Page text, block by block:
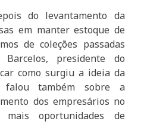
do levantamento da
em manter estoque de
de coleções passadas
presidente do
como surgiu a ideia da
falou também sobre a
dos empresários no
oportunidades de